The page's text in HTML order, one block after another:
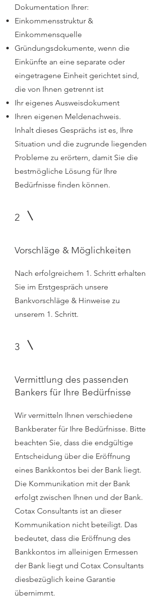
Dokumentation Ihrer:
Einkommensstruktur &
Einkommensquelle
Gründungsdokumente, wenn die
Einkünfte an eine separate oder
eingetragene Einheit gerichtet sind,
die von Ihnen getrennt ist
Ihr eigenes Ausweisdokument
Ihren eigenen Meldenachweis.
Inhalt dieses Gesprächs ist es, Ihre
Situation und die zugrunde liegenden
Probleme zu erörtern, damit Sie die
bestmögliche Lösung für Ihre
Bedürfnisse finden können.
2
Vorschläge & Möglichkeiten
Nach erfolgreichem 1. Schritt erhalten
Sie im Erstgespräch unsere
Bankvorschläge & Hinweise zu
unserem 1. Schritt.
3
Vermittlung des passenden
Bankers für Ihre Bedürfnisse
Wir vermitteln Ihnen verschiedene
Bankberater für Ihre Bedürfnisse. Bitte
beachten Sie, dass die endgültige
Entscheidung über die Eröffnung
eines Bankkontos bei der Bank liegt.
Die Kommunikation mit der Bank
erfolgt zwischen Ihnen und der Bank.
Cotax Consultants ist an dieser
Kommunikation nicht beteiligt. Das
bedeutet, dass die Eröffnung des
Bankkontos im alleinigen Ermessen
der Bank liegt und Cotax Consultants
diesbezüglich keine Garantie
übernimmt.